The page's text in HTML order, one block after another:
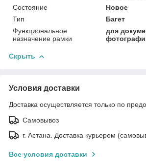
Состояние
Новое
Тип
Багет
Функциональное
назначение рамки
для
Скрыть
Условия доставки
Доставка осуществляется только по
Самовывоз
г. Астана. Доставка курьером
Все условия доставки